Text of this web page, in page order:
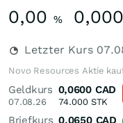
0,00 %
Letzter Kurs
Novo Resources Aktie
Geldkurs
07.08.26
0,0600 CAD
74.000STK
Briefkurs 0,0650 CAD